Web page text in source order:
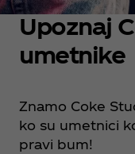
Upoznaj
umetnike
Znamo Coke
ko su umetnici
pravi bum!